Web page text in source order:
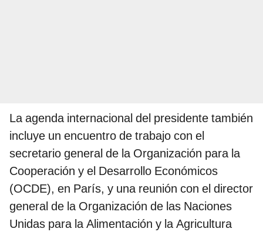
La agenda internacional del presidente también
incluye un encuentro de trabajo con el
secretario general de la Organización para la
Cooperación y el Desarrollo Económicos
(OCDE), en París, y una reunión con el director
general de la Organización de las Naciones
Unidas para la Alimentación y la Agricultura